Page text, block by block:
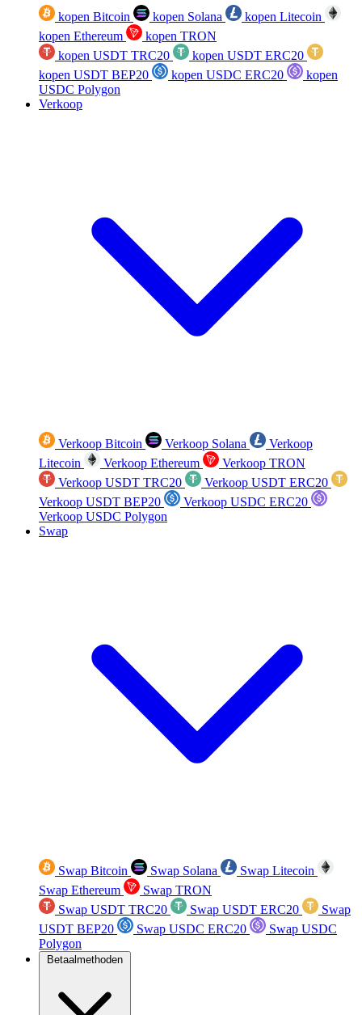
kopen Bitcoin kopen Solana
kopen Litecoin
kopen Ethereum
kopen TRON
kopen USDT TRC20
kopen USDT ERC20
kopen USDT BEP20
kopen USDC ERC20
kopen
USDC Polygon
Verkoop
Verkoop Bitcoin Verkoop Solana
Verkoop
Litecoin
Verkoop Ethereum
Verkoop TRON
Verkoop USDT TRC20
Verkoop USDT ERC20
Verkoop USDT BEP20
Verkoop USDC ERC20
Verkoop USDC Polygon
Swap
Swap Bitcoin Swap Solana
Swap Litecoin
Swap Ethereum
Swap TRON
Swap USDT TRC20
Swap USDT ERC20
Swap
USDT BEP20
Swap USDC ERC20
Swap USDC
Polygon
Betaalmethoden